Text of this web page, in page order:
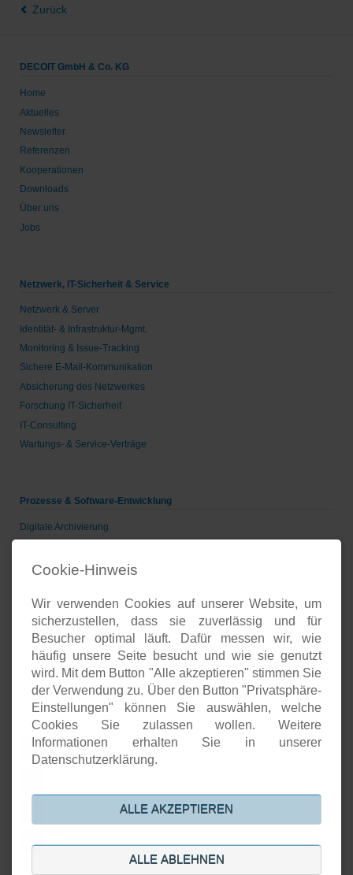
Zurück
DECOIT GmbH & Co. KG
Home
Aktuelles
Newsletter
Referenzen
Kooperationen
Downloads
Über uns
Jobs
Netzwerk, IT-Sicherheit & Service
Netzwerk & Server
Identität- & Infrastruktur-Mgmt.
Monitoring & Issue-Tracking
Sichere E-Mail-Kommunikation
Absicherung des Netzwerkes
Forschung IT-Sicherheit
IT-Consulting
Wartungs- & Service-Verträge
Prozesse & Software-Entwicklung
Digitale Archivierung
Voice-over-IP
Unternehmenspräsenzen
Software-Entwicklung
Onlineshops
Open-Source-Support
Aktuelles
24.
JUL
Open Source basierte SIEM-Systeme im Vergleich
DiStEL-Projekts bei Bosch in Renningen stand im Scope der
PMD-X-Durchstichprojekte
JUN
Cookie-Hinweis
Wir verwenden Cookies auf unserer Website, um
sicherzustellen, dass sie zuverlässig und für
Besucher optimal läuft. Dafür messen wir, wie
häufig unsere Seite besucht und wie sie genutzt
wird. Mit dem Button "Alle akzeptieren" stimmen Sie
der Verwendung zu. Über den Button "Privatsphäre-
Einstellungen" können Sie auswählen, welche
Cookies Sie zulassen wollen. Weitere
Informationen erhalten Sie in unserer
Datenschutzerklärung.
ALLE AKZEPTIEREN
ALLE ABLEHNEN